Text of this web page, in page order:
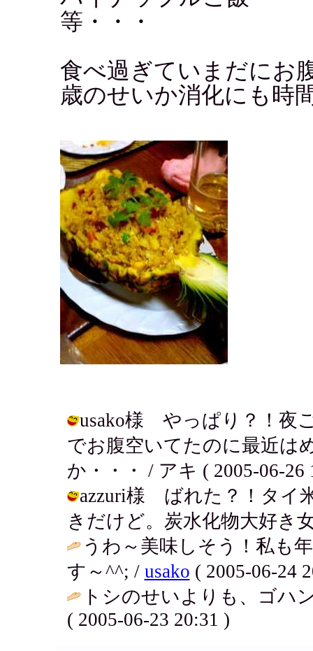
等・・・
食べ過ぎていまだにお
歳のせいか消化にも時
usako様 やっぱり？！夜
でお腹空いてたのに最近は
か・・・ / アキ ( 2005-06-26
azzuri様 ばれた？！タイ
きだけど。炭水化物大好き
うわ～美味しそう！私も
す～^^; / usako ( 2005-06-24
トシのせいよりも、ゴハ
( 2005-06-23 20:31 )